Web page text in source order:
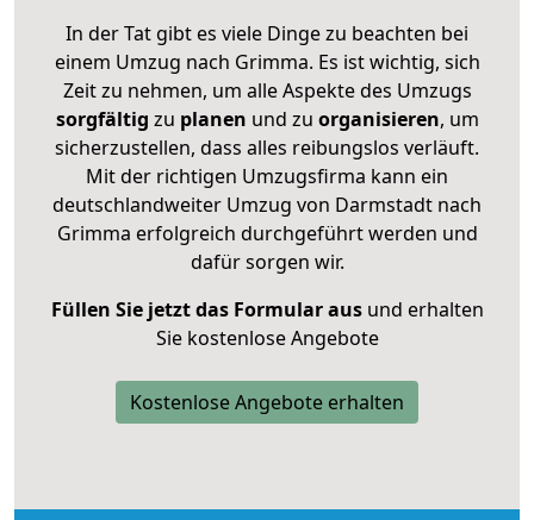
In der Tat gibt es viele Dinge zu beachten bei
einem Umzug nach Grimma. Es ist wichtig, sich
Zeit zu nehmen, um alle Aspekte des Umzugs
sorgfältig zu planen und zu organisieren, um
sicherzustellen, dass alles reibungslos verläuft.
Mit der richtigen Umzugsfirma kann ein
deutschlandweiter Umzug von Darmstadt nach
Grimma erfolgreich durchgeführt werden und
dafür sorgen wir.
Füllen Sie jetzt das Formular ausund erhalten
Sie kostenlose Angebote
Kostenlose Angebote erhalten